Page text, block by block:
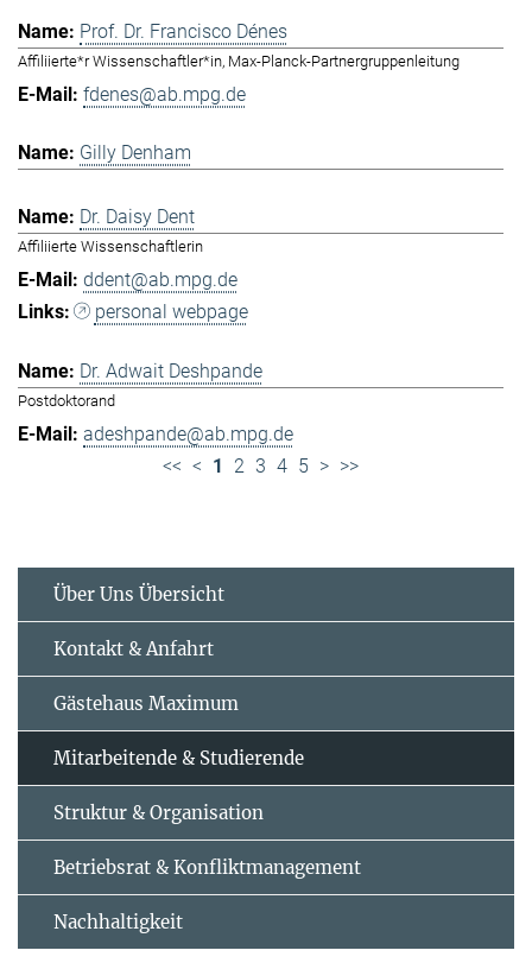
Prof. Dr. Francisco Dénes
Affiliierte*r Wissenschaftler*in, Max-Planck-Partnergruppenleitung
fdenes@ab.mpg.de
Gilly Denham
Dr. Daisy Dent
Affiliierte Wissenschaftlerin
ddent@ab.mpg.de
personal webpage
Dr. Adwait Deshpande
Postdoktorand
adeshpande@ab.mpg.de
<< < 1 2 3 4 5 > >>
Über Uns Übersicht
Kontakt & Anfahrt
Gästehaus Maximum
Mitarbeitende & Studierende
Struktur & Organisation
Betriebsrat & Konfliktmanagement
Nachhaltigkeit